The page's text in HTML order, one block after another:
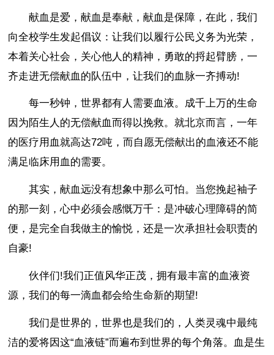
献血是爱，献血是奉献，献血是保障，在此，我们
向全校学生发起倡议：让我们以履行公民义务为光荣，
本着关心社会，关心他人的精神，勇敢的捋起臂膀，一
齐走进无偿献血的队伍中，让我们的血脉一齐搏动!
每一秒钟，世界都有人需要血液。成千上万的生命
因为陌生人的无偿献血而得以挽救。就北京而言，一年
的医疗用血就高达72吨，而自愿无偿献出的血液还不能
满足临床用血的需要。
其实，献血远没有想象中那么可怕。当您挽起袖子
的那一刻，心中必须会感慨万千：是冲破心理障碍的简
便，是完全自我做主的愉悦，还是一次承担社会职责的
自豪!
伙伴们!我们正值风华正茂，拥有最丰富的血液资
源，我们的每一滴血都会给生命新的期望!
我们是世界的，世界也是我们的，人类灵魂中最纯
洁的爱将因这“血液链”而遍布到世界的每个角落。血是生